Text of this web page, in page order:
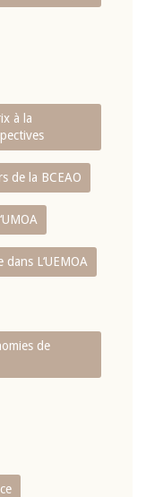
à la
de la BCEAO
L‘UEMOA
de